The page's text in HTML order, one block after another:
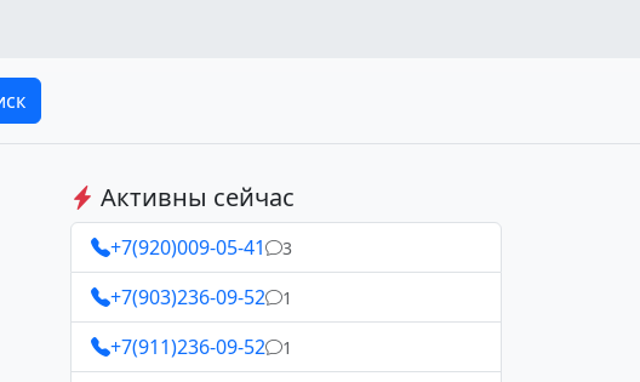
Активны сейчас
+7(920)009-05-41 3
+7(903)236-09-52 1
+7(911)236-09-52 1